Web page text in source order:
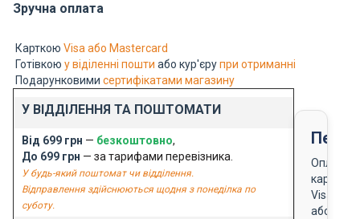
Зручна оплата
Карткою Visa або Mastercard
Готівкою у віділенні пошти або кур'єрупри отриманні
Подарунковими сертифікатами магазину
У ВІДДІЛЕННЯ ТА ПОШТОМАТИ
Від 699 грн — безкоштовно,
До 699 грн — за тарифами перевізника.
У будь-який поштомат чи відділення.
Відправлення здійснюються щодня з понеділка по
суботу.
Оплата
карткою
Visa
або